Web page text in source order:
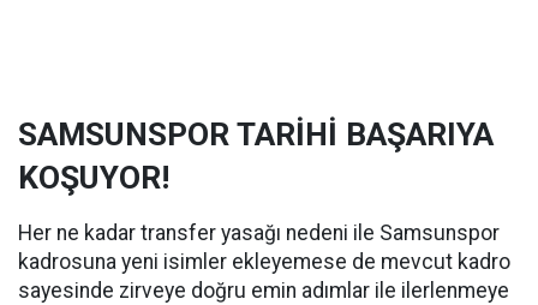
SAMSUNSPOR TARİHİ BAŞARIYA
KOŞUYOR!
Her ne kadar transfer yasağı nedeni ile Samsunspor
kadrosuna yeni isimler ekleyemese de mevcut kadro
sayesinde zirveye doğru emin adımlar ile ilerlenmeye